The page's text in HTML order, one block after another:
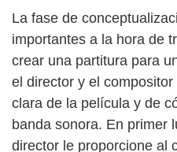
La fase de
importantes a la hora de
crear una partitura para
el director y el
clara de la película y de
banda sonora. En primer
director le proporcione al